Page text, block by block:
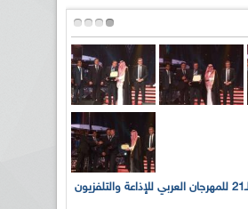
بالصور... الدورة الـ21 للمهرجان العربي للإذاعة والتلفزيون